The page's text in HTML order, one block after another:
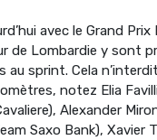
avec le Grand
de Lombardie y sont
au sprint. Cela
notez Elia
Alexander
Saxo Bank), Xavier